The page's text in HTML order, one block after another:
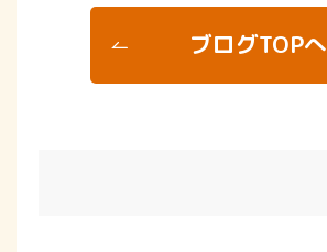
ブログTOPへ